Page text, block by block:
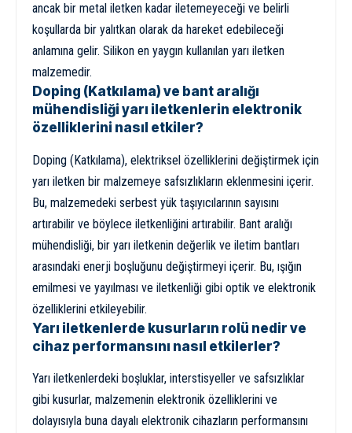
ancak bir metal iletken kadar iletemeyeceği ve belirli
koşullarda bir yalıtkan olarak da hareket edebileceği
anlamına gelir. Silikon en yaygın kullanılan yarı iletken
malzemedir.
Doping (Katkılama) ve bant aralığı
mühendisliği yarı iletkenlerin elektronik
özelliklerini nasıl etkiler?
Doping (Katkılama), elektriksel özelliklerini değiştirmek için
yarı iletken bir malzemeye safsızlıkların eklenmesini içerir.
Bu, malzemedeki serbest yük taşıyıcılarının sayısını
artırabilir ve böylece iletkenliğini artırabilir. Bant aralığı
mühendisliği, bir yarı iletkenin değerlik ve iletim bantları
arasındaki enerji boşluğunu değiştirmeyi içerir. Bu, ışığın
emilmesi ve yayılması ve iletkenliği gibi optik ve elektronik
özelliklerini etkileyebilir.
Yarı iletkenlerde kusurların rolü nedir ve
cihaz performansını nasıl etkilerler?
Yarı iletkenlerdeki boşluklar, interstisyeller ve safsızlıklar
gibi kusurlar, malzemenin elektronik özelliklerini ve
dolayısıyla buna dayalı elektronik cihazların performansını